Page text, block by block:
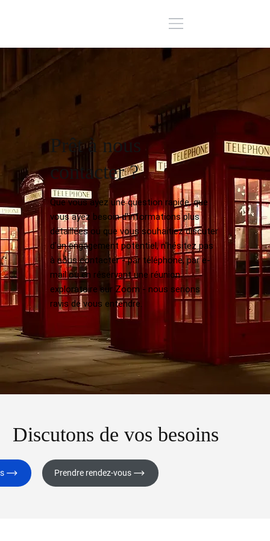
Prêt à nous
contacter ?
Que vous ayez une question rapide, que
vous ayez besoin d'informations plus
détaillées ou que vous souhaitiez discuter
d'un engagement potentiel, n'hésitez pas
à nous contacter - par téléphone, par e-
mail ou en réservant une réunion
exploratoire sur Zoom - nous serions
ravis de vous entendre.
Discutons de vos besoins
Prendre rendez-vous